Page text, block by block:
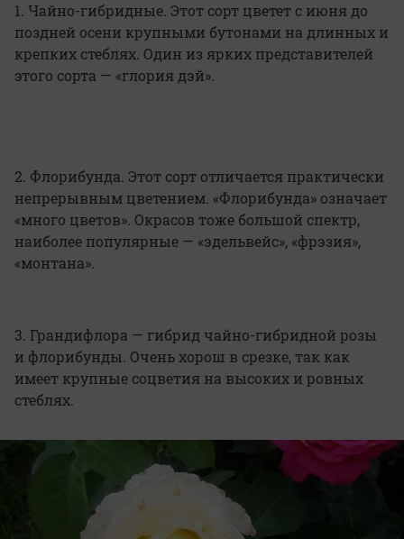
1. Чайно-гибридные. Этот сорт цветет с июня до
поздней осени крупными бутонами на длинных и
крепких стеблях. Один из ярких представителей
этого сорта — «глория дэй».
2. Флорибунда. Этот сорт отличается практически
непрерывным цветением. «Флорибунда» означает
«много цветов». Окрасов тоже большой спектр,
наиболее популярные — «эдельвейс», «фрэзия»,
«монтана».
3. Грандифлора — гибрид чайно-гибридной розы
и флорибунды. Очень хорош в срезке, так как
имеет крупные соцветия на высоких и ровных
стеблях.